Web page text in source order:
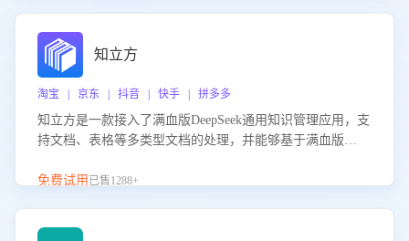
知立方
淘宝 | 京东 | 抖音 | 快手 | 拼多多
知立方是一款接入了满血版DeepSeek通用知识管理应用，支
持文档、表格等多类型文档的处理，并能够基于满血版
识支持，帮助用户高效管理和利用知识资源。通过该产品，
免费试用 已售1288+